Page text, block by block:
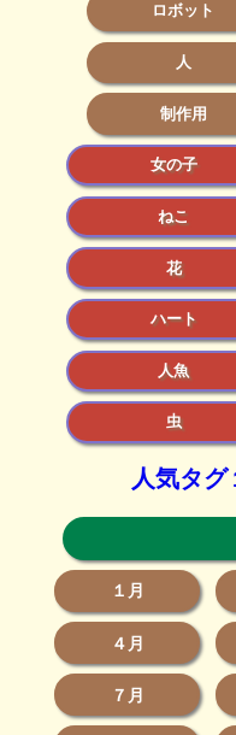
ロボット
人
制作用
女の子
ねこ
花
ハート
人魚
虫
人気タグ
１月
４月
７月